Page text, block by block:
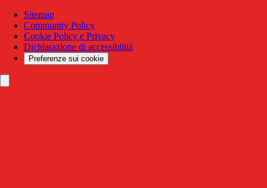
Sitemap
Community Policy
Cookie Policy e Privacy
Dichiarazione di accessibilità
Preferenze sui cookie